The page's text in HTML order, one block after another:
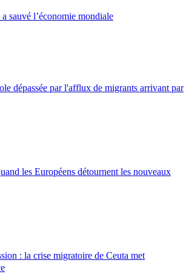
sauvé l’économie mondiale
dépassée par l'afflux de migrants arrivant par
les Européens détournent les nouveaux
: la crise migratoire de Ceuta met